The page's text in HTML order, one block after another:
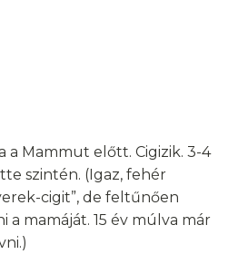
a Mammut előtt. Cigizik. 3-4
szintén. (Igaz, fehér
cigit”, de feltűnően
mamáját. 15 év múlva már